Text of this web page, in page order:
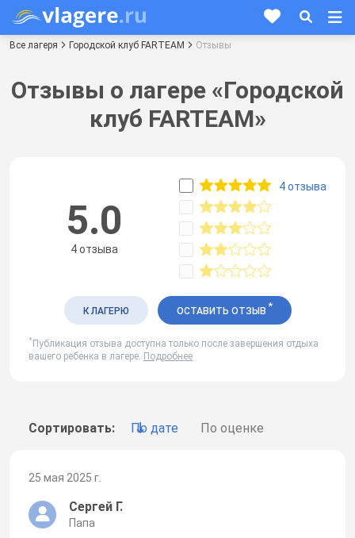
Все лагеря Городской клуб FARTEAM Отзывы
Отзывы о лагере «Городской
клуб FARTEAM»
Сортировать: По дате По оценке
25 мая 2025 г.
Сергей Г.
Папа
5.0
4 отзыва
4 отзыва
К ЛАГЕРЮ ОСТАВИТЬ ОТЗЫВ *
* Публикация отзыва доступна только после завершения отдыха
вашего ребенка в лагере. Подробнее